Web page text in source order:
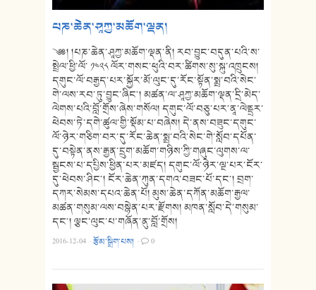
པཎ་ཆེན་ཤཱཀྱ་མཆོག་ལྡན།
༄༅། །པཎ་ཆེན་ཤཱཀྱ་མཆོག་ལྡན་ནི། རབ་བྱུང་བདུན་པའི་ས་
སྤྲེལ་ཕྱི་ལོ་ ༡༤༢༨ ལོར་གསང་ཕུའི་བར་ཚིགས་སུ་སྐུ་འཁྲུངས།
དགུང་ལོ་བརྒྱད་པར་སྐྱོར་མོ་ལུང་དུ་རོང་སྟོན་སྨྲ་བའི་སེང་
གེ་ལས་རབ་ཏུ་བྱུང་ཞིང༌། མཚན་ལ་ཤཱཀྱ་མཆོག་ལྡན་དྲི་མེད་
ལེགས་པའི་བློ་གྲོས་ཞེས་གསོལ། དགུང་ལོ་བཅུ་པར་ནཱ་ལེནྡྲར་
ཕེབས་ཏེ་དགེ་ཚུལ་གྱི་སྡོམ་པ་བཞེས། དེ་ནས་བཟུང་དགུང་
ལོ་ཉེར་གཅིག་བར་དུ་རོང་ཆེན་སྨྲ་བའི་སེང་གེ་སློབ་དཔོན་
དུ་བསྟེན་ནས་རྒྱན་དྲུག་མཆོག་གཉིས་ཀྱི་གཞུང་ལུགས་ལ་
སྦྱངས་པ་དཔྱིས་ཕྱིན་པར་མཛད། དགུང་ལོ་ཉེར་ལྔ་པར་ངོར་
དུ་ཕེབས་ཤིང༌། ངོར་ཆེན་ཀུན་དགའ་བཟང་པོ་དང་། བྲག་
དཀར་སེམས་དཔའ་ཆེན་པོ། མུས་ཆེན་དཀོན་མཆོག་རྒྱལ་
མཚན་གསུམ་ལས་བསྙེན་པར་རྫོགས། མཁན་སློབ་དེ་གསུམ་
དང༌། ལྕང་ལུང་པ་གཞོན་ནུ་བློ་གྲོས།
2016-12-04 ·རྩོམ་སྒྲིག་པས། · 0